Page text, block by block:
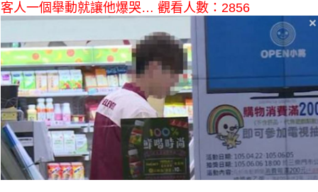
客人一個舉動就讓他爆哭… 觀看人數：2856